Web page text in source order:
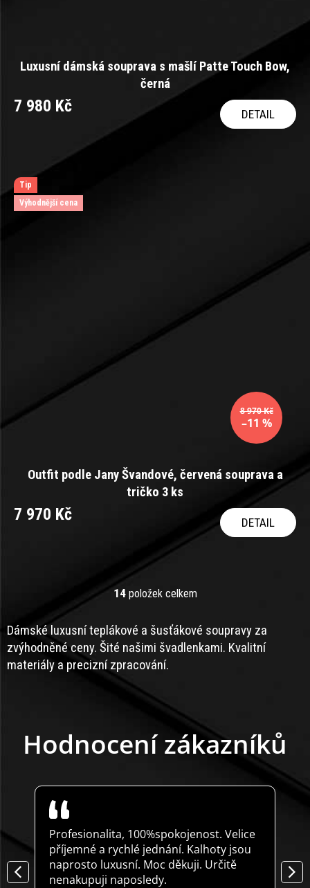
Luxusní dámská souprava s mašlí Patte Touch Bow,
černá
7 980 Kč DETAIL
Tip
Výhodnější cena
8 970 Kč
–11 %
Outfit podle Jany Švandové, červená souprava a
tričko 3 ks
7 970 Kč DETAIL
O
l
á
d
a
p
v
k
y
ý
u
14položek celkem
Dámské luxusní teplákové a šusťákové soupravy za
zvýhodněné ceny. Šité našimi švadlenkami. Kvalitní
materiály a precizní zpracování.
Hodnocení zákazníků
Profesionalita, 100%spokojenost. Velice
příjemné a rychlé jednání. Kalhoty jsou
naprosto luxusní. Moc děkuji. Určitě
nenakupuji naposledy.